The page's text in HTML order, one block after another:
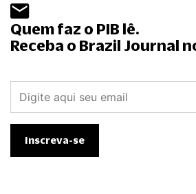
Quem faz o PIB lê.
Receba o Brazil Journal